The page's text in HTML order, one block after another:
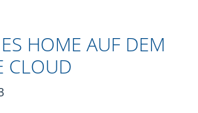
HOME AUF DEM
CLOUD